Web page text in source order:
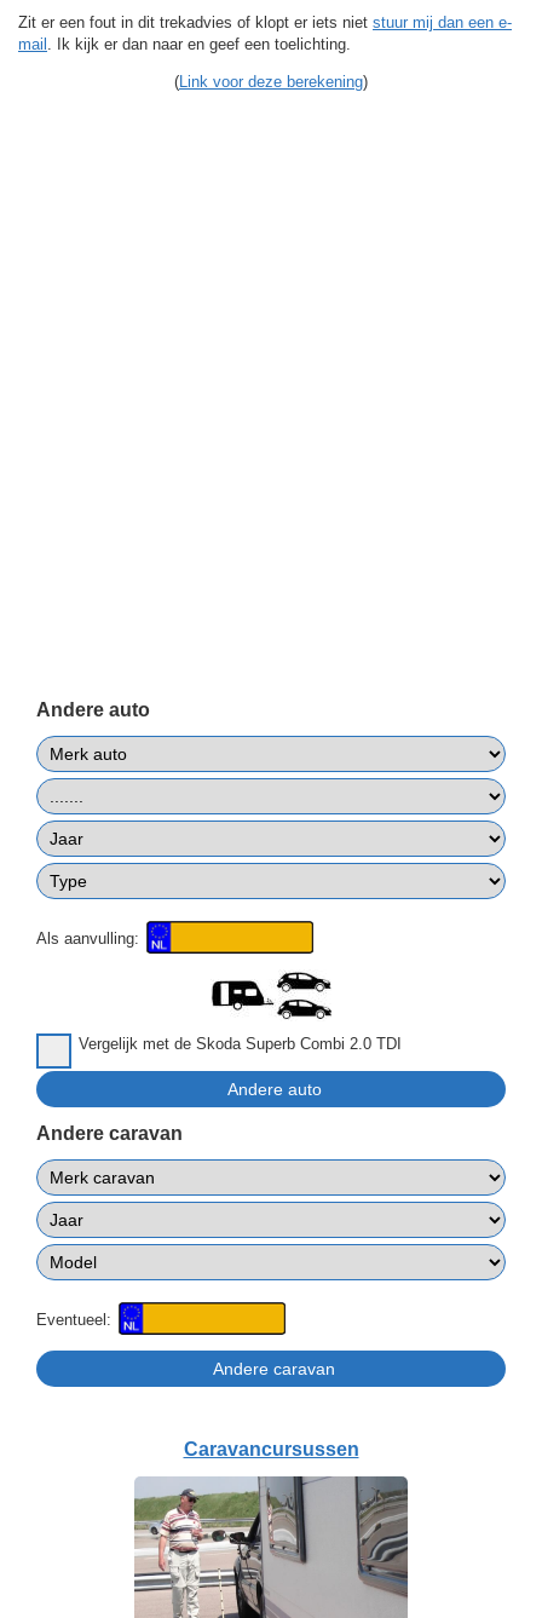
Zit er een fout in dit trekadvies of klopt er iets niet stuur mij dan een e-
mail
. Ik kijk er dan naar en geef een toelichting.
( Link voor deze berekening)
Andere auto
Als aanvulling:
Vergelijk met de Skoda Superb Combi 2.0 TDI
Andere caravan
Eventueel:
Caravancursussen